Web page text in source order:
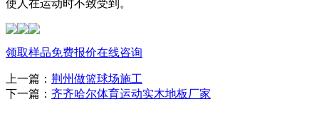
使人在运动时不致受到。
领取样品免费报价在线咨询
上一篇： 荆州做篮球场施工
下一篇： 齐齐哈尔体育运动实木地板厂家